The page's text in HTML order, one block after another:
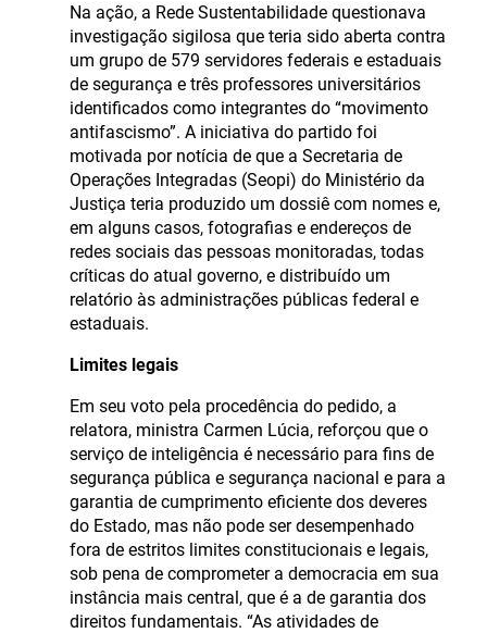
Na ação, a Rede Sustentabilidade questionava
investigação sigilosa que teria sido aberta contra
um grupo de 579 servidores federais e estaduais
de segurança e três professores universitários
identificados como integrantes do “movimento
antifascismo”. A iniciativa do partido foi
motivada por notícia de que a Secretaria de
Operações Integradas (Seopi) do Ministério da
Justiça teria produzido um dossiê com nomes e,
em alguns casos, fotografias e endereços de
redes sociais das pessoas monitoradas, todas
críticas do atual governo, e distribuído um
relatório às administrações públicas federal e
estaduais.
Limites legais
Em seu voto pela procedência do pedido, a
relatora, ministra Carmen Lúcia, reforçou que o
serviço de inteligência é necessário para fins de
segurança pública e segurança nacional e para a
garantia de cumprimento eficiente dos deveres
do Estado, mas não pode ser desempenhado
fora de estritos limites constitucionais e legais,
sob pena de comprometer a democracia em sua
instância mais central, que é a de garantia dos
direitos fundamentais. “As atividades de